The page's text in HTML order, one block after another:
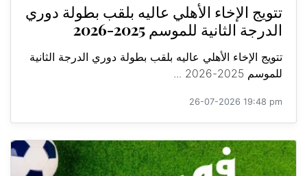
تتويج الإخاء الأهلي عاليه بلقب بطولة دوري
الدرجة الثانية للموسم 2025-2026
تتويج الإخاء الأهلي عاليه بلقب بطولة دوري الدرجة الثانية
للموسم 2025-2026 ...
26-07-2026 19:48 pm